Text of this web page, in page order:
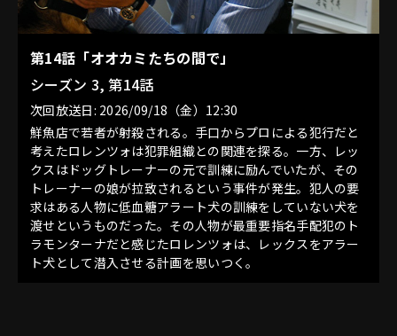
第14話「オオカミたちの間で」
シーズン 3, 第14話
次回放送日: 2026/09/18（金）12:30
鮮魚店で若者が射殺される。手口からプロによる犯行だと
考えたロレンツォは犯罪組織との関連を探る。一方、レッ
クスはドッグトレーナーの元で訓練に励んでいたが、その
トレーナーの娘が拉致されるという事件が発生。犯人の要
求はある人物に低血糖アラート犬の訓練をしていない犬を
渡せというものだった。その人物が最重要指名手配犯のト
ラモンターナだと感じたロレンツォは、レックスをアラー
ト犬として潜入させる計画を思いつく。